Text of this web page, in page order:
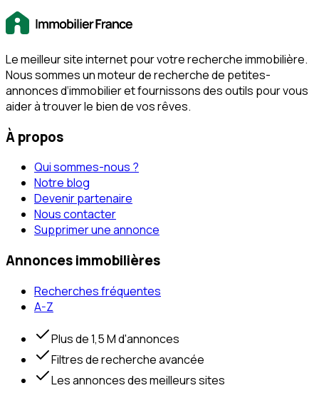
Le meilleur site internet pour votre recherche immobilière.
Nous sommes un moteur de recherche de petites-
annonces d‘immobilier et fournissons des outils pour vous
aider à trouver le bien de vos rêves.
À propos
Qui sommes-nous ?
Notre blog
Devenir partenaire
Nous contacter
Supprimer une annonce
Annonces immobilières
Recherches fréquentes
A-Z
Plus de 1,5 M d'annonces
Filtres de recherche avancée
Les annonces des meilleurs sites